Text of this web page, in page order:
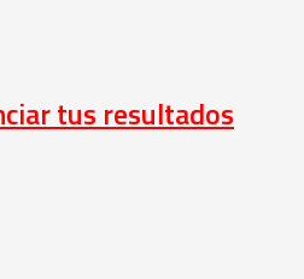
tus resultados